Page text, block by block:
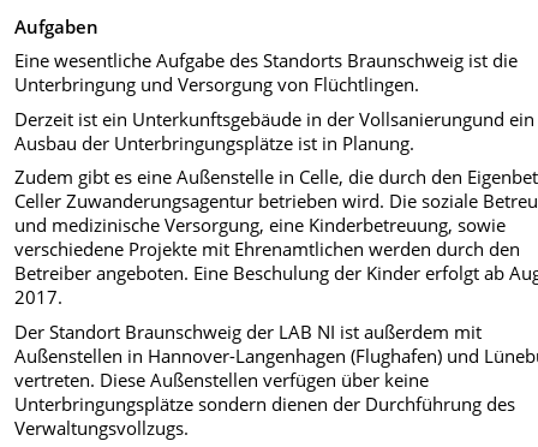
Aufgaben
Eine wesentliche Aufgabe des Standorts Braunschweig ist die
Unterbringung und Versorgung von Flüchtlingen.
Derzeit ist ein Unterkunftsgebäude in der Vollsanierungund ein
Ausbau der Unterbringungsplätze ist in Planung.
Zudem gibt es eine Außenstelle in Celle, die durch den
Celler Zuwanderungsagentur betrieben wird. Die soziale
und medizinische Versorgung, eine Kinderbetreuung, sowie
verschiedene Projekte mit Ehrenamtlichen werden durch den
Betreiber angeboten. Eine Beschulung der Kinder erfolgt ab
2017.
Der Standort Braunschweig der LAB NI ist außerdem mit
Außenstellen in Hannover-Langenhagen (Flughafen) und
vertreten. Diese Außenstellen verfügen über keine
Unterbringungsplätze sondern dienen der Durchführung des
Verwaltungsvollzugs.